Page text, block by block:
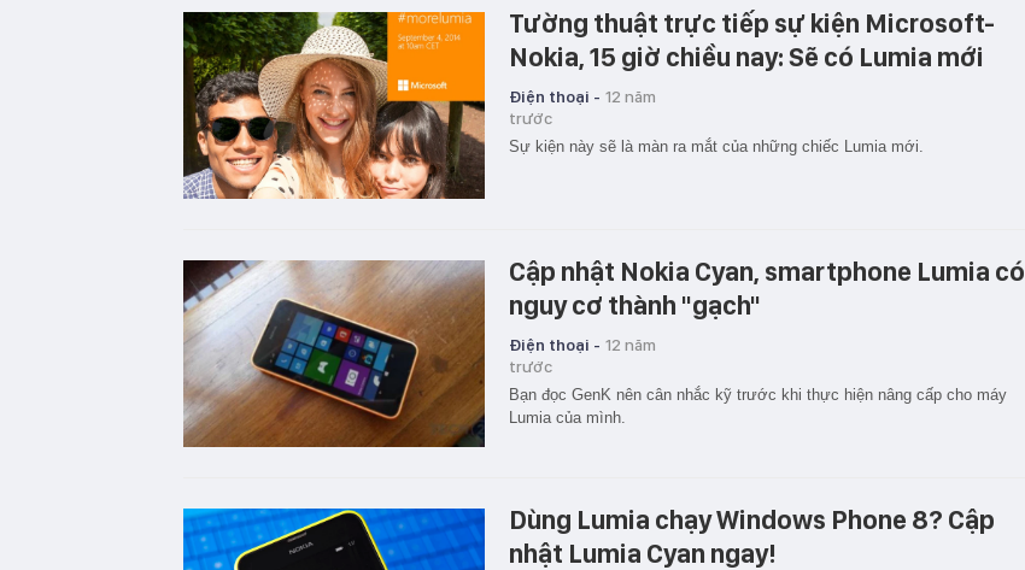
Tường thuật trực tiếp sự kiện Microsoft-
Nokia, 15 giờ chiều nay: Sẽ có Lumia mới
Điện thoại - 12 năm
trước
Sự kiện này sẽ là màn ra mắt của những chiếc Lumia mới.
Cập nhật Nokia Cyan, smartphone Lumia có
nguy cơ thành "gạch"
Điện thoại - 12 năm
trước
Bạn đọc GenK nên cân nhắc kỹ trước khi thực hiện nâng cấp cho máy
Lumia của mình.
Dùng Lumia chạy Windows Phone 8? Cập
nhật Lumia Cyan ngay!